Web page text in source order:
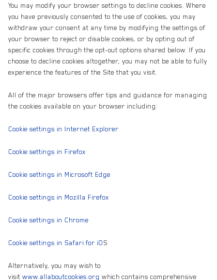
You may modify your browser settings to decline cookies. Where
you have previously consented to the use of cookies, you may
withdraw your consent at any time by modifying the settings of
your browser to reject or disable cookies, or by opting out of
specific cookies through the opt-out options shared below. If you
choose to decline cookies altogether, you may not be able to fully
experience the features of the Site that you visit.
All of the major browsers offer tips and guidance for managing
the cookies available on your browser including:
Cookie settings in Internet Explorer
Cookie settings in Firefox
Cookie settings in Microsoft Edge
Cookie settings in Mozilla Firefox
Cookie settings in Chrome
Cookie settings in Safari for iOS
Alternatively, you may wish to
visit www.allaboutcookies.org which contains comprehensive